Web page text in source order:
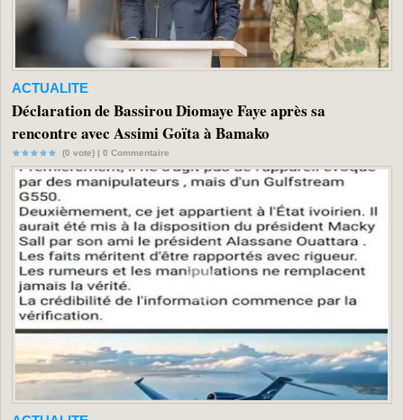
ACTUALITE
Déclaration de Bassirou Diomaye Faye après sa
rencontre avec Assimi Goïta à Bamako
(0 vote) | 0 Commentaire